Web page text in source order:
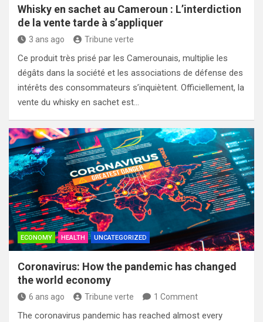
Whisky en sachet au Cameroun : L’interdiction
de la vente tarde à s’appliquer
3 ans ago Tribune verte
Ce produit très prisé par les Camerounais, multiplie les
dégâts dans la société et les associations de défense des
intérêts des consommateurs s’inquiètent. Officiellement, la
vente du whisky en sachet est…
ECONOMY HEALTH UNCATEGORIZED
Coronavirus: How the pandemic has changed
the world economy
6 ans ago Tribune verte 1 Comment
The coronavirus pandemic has reached almost every